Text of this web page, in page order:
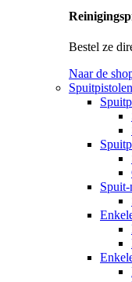
Bestel ze
Naar de
Spuit-